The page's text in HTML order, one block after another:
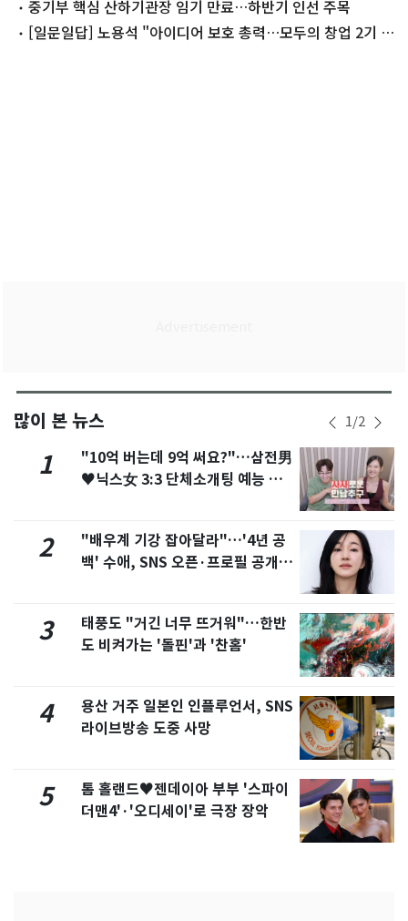
企 '한숨'
중기부 핵심 산하기관장 임기 만료…하반기 인선 주목
[일문일답] 노용석 "아이디어 보호 총력…모두의 창업 2기 일
많이 본 뉴스 1/2
1
"10억 버는데 9억 써요?"…삼전男
♥닉스女 3:3 단체소개팅 예능 화
2
"배우계 기강 잡아달라"…'4년 공
백' 수애, SNS 오픈·프로필 공개
3
태풍도 "거긴 너무 뜨거워"…한반
도 비켜가는 '돌핀'과 '찬홈'
4
용산 거주 일본인 인플루언서, SNS
라이브방송 도중 사망
5
톰 홀랜드♥젠데이아 부부 '스파이
더맨4'·'오디세이'로 극장 장악